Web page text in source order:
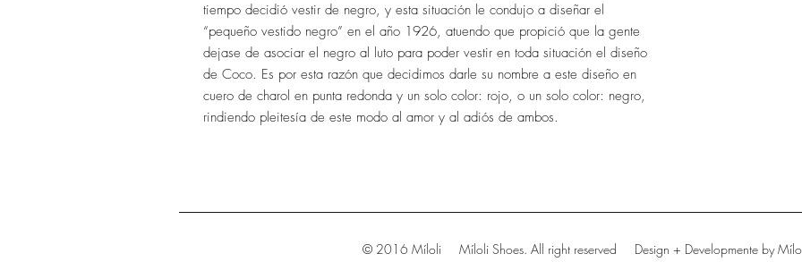
tiempo decidió vestir de negro, y esta situación le condujo a diseñar el
“pequeño vestido negro” en el año 1926, atuendo que propició que la gente
dejase de asociar el negro al luto para poder vestir en toda situación el diseño
de Coco. Es por esta razón que decidimos darle su nombre a este diseño en
cuero de charol en punta redonda y un solo color: rojo, o un solo color: negro,
rindiendo pleitesía de este modo al amor y al adiós de ambos.
© 2016 Míloli Míloli Shoes. All right reserved Design + Developmente by